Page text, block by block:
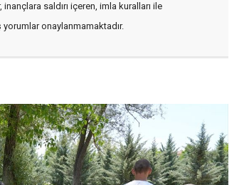
saldırı içeren, imla kuralları ile
yorumlar onaylanmamaktadır.